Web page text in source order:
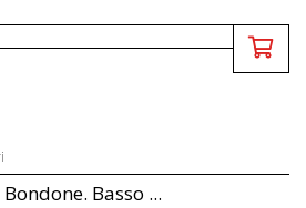
Basso ...